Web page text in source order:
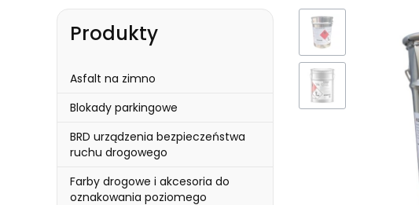
Produkty
Asfalt na zimno
Blokady parkingowe
BRD urządzenia bezpieczeństwa
ruchu drogowego
Farby drogowe i akcesoria do
oznakowania poziomego